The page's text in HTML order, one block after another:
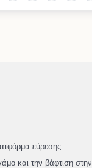
εύρεσης
και την βάφτιση στην